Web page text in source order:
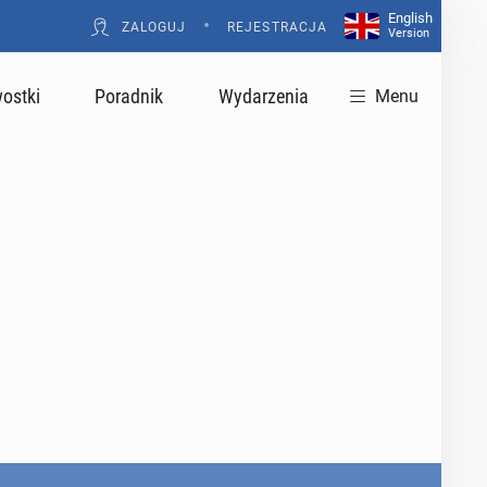
ZALOGUJ • REJESTRACJA
English
Version
Poradnik Wydarzenia Menu